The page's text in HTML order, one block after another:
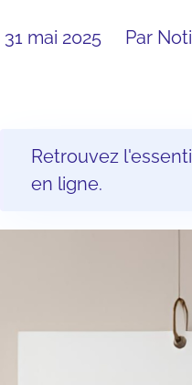
31 mai 2025 Par
Retrouvez
en ligne.